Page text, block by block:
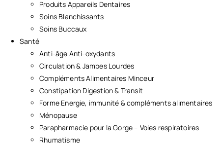
Produits Appareils Dentaires
Soins Blanchissants
Soins Buccaux
Santé
Anti-âge Anti-oxydants
Circulation & Jambes Lourdes
Compléments Alimentaires Minceur
Constipation Digestion & Transit
Forme Energie, immunité & compléments alimentaires
Ménopause
Parapharmacie pour la Gorge – Voies respiratoires
Rhumatisme